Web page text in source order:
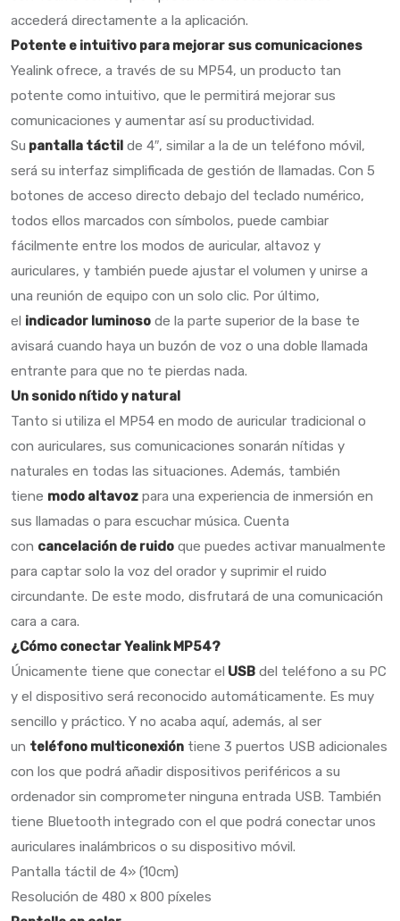
accederá directamente a la aplicación.
Potente e intuitivo para mejorar sus comunicaciones
Yealink ofrece, a través de su MP54, un producto tan
potente como intuitivo, que le permitirá mejorar sus
comunicaciones y aumentar así su productividad.
Su pantalla táctil de 4″, similar a la de un teléfono móvil,
será su interfaz simplificada de gestión de llamadas. Con 5
botones de acceso directo debajo del teclado numérico,
todos ellos marcados con símbolos, puede cambiar
fácilmente entre los modos de auricular, altavoz y
auriculares, y también puede ajustar el volumen y unirse a
una reunión de equipo con un solo clic. Por último,
el indicador luminoso de la parte superior de la base te
avisará cuando haya un buzón de voz o una doble llamada
entrante para que no te pierdas nada.
Un sonido nítido y natural
Tanto si utiliza el MP54 en modo de auricular tradicional o
con auriculares, sus comunicaciones sonarán nítidas y
naturales en todas las situaciones. Además, también
tiene modo altavoz para una experiencia de inmersión en
sus llamadas o para escuchar música. Cuenta
con cancelación de ruido que puedes activar manualmente
para captar solo la voz del orador y suprimir el ruido
circundante. De este modo, disfrutará de una comunicación
cara a cara.
¿Cómo conectar Yealink MP54?
Únicamente tiene que conectar el USB del teléfono a su PC
y el dispositivo será reconocido automáticamente. Es muy
sencillo y práctico. Y no acaba aquí, además, al ser
un teléfono multiconexión tiene 3 puertos USB adicionales
con los que podrá añadir dispositivos periféricos a su
ordenador sin comprometer ninguna entrada USB. También
tiene Bluetooth integrado con el que podrá conectar unos
auriculares inalámbricos o su dispositivo móvil.
Pantalla táctil de 4» (10cm)
Resolución de 480 x 800 píxeles